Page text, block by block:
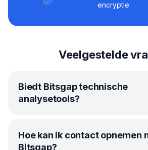
encryptie
Veelgestelde
Biedt Bitsgap technische
analysetools?
Natuurlijk! Bitsgap heeft zelfs een
alliantie gesloten met TradingView,
Hoe kan ik contact opnemen
Bitsgap?